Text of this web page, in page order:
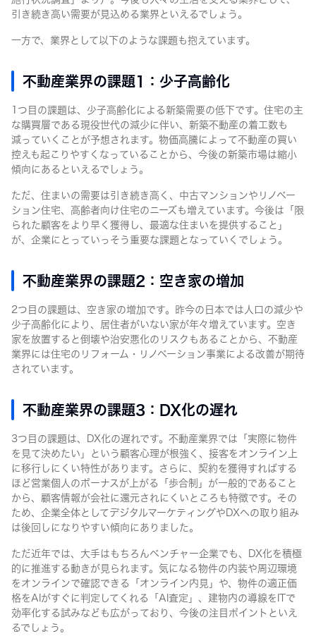
引き続き高い需要が見込める業界といえるでしょう。
一方で、業界として以下のような課題も抱えています。
不動産業界の課題1：少子高齢化
1つ目の課題は、少子高齢化による新築需要の低下です。住宅の主
な購買層である現役世代の減少に伴い、新築不動産の着工数も
減っていくことが予想されます。物価高騰によって不動産の買い
控えも起こりやすくなっていることから、今後の新築市場は縮小
傾向にあるといえるでしょう。
ただ、住まいの需要は引き続き高く、中古マンションやリノベー
ション住宅、高齢者向け住宅のニーズも増えています。今後は「限
られた顧客をより早く獲得し、最適な住まいを提供すること」
が、企業にとっていっそう重要な課題となっていくでしょう。
不動産業界の課題2：空き家の増加
2つ目の課題は、空き家の増加です。昨今の日本では人口の減少や
少子高齢化により、居住者がいない家が年々増えています。空き
家を放置すると倒壊や治安悪化のリスクもあることから、不動産
業界には住宅のリフォーム・リノベーション事業による改善が期待
されています。
不動産業界の課題3：DX化の遅れ
3つ目の課題は、DX化の遅れです。不動産業界では「実際に物件
を見て決めたい」という顧客心理が根強く、接客をオンライン上
に移行しにくい特性があります。さらに、契約を獲得すればする
ほど営業個人のボーナスが上がる「歩合制」が一般的であること
から、顧客情報が会社に還元されにくいところも特徴です。その
ため、企業全体としてデジタルマーケティングやDXへの取り組み
は後回しになりやすい傾向にありました。
ただ近年では、大手はもちろんベンチャー企業でも、DX化を積極
的に推進する動きが見られます。気になる物件の内装や周辺環境
をオンラインで確認できる「オンライン内見」や、物件の適正価
格をAIがすぐに判定してくれる「AI査定」、建物内の導線をITで
効率化する試みなども広がっており、今後の注目ポイントといえ
るでしょう。